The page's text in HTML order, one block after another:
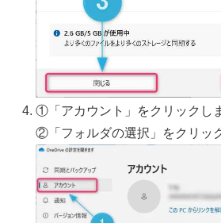
①「アカウント」をクリックし
②「フォルダの選択」をクリッ